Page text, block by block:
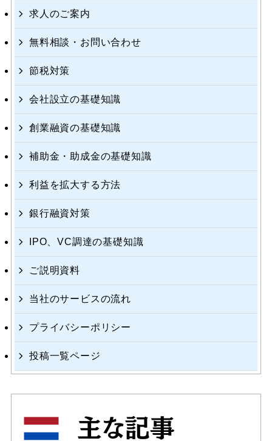
求人のご案内
無料相談・お問い合わせ
節税対策
会社設立の基礎知識
創業融資の基礎知識
補助金・助成金の基礎知識
利益を拡大する方法
銀行融資対策
IPO、VC調達の基礎知識
ご説明資料
当社のサービスの流れ
プライバシーポリシー
投稿一覧ページ